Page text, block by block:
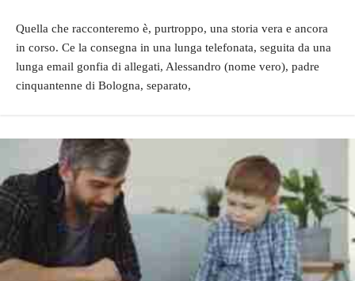
Quella che racconteremo è, purtroppo, una storia vera e ancora
in corso. Ce la consegna in una lunga telefonata, seguita da una
lunga email gonfia di allegati, Alessandro (nome vero), padre
cinquantenne di Bologna, separato,